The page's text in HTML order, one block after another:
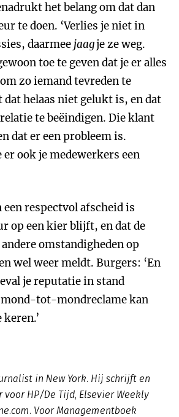
het belang om dat dan
te doen. ‘Verlies je niet in
daarmee jaagje ze weg.
toe te geven dat je er alles
zo iemand tevreden te
dat helaas niet gelukt is, en dat
te beëindigen. Die klant
dat er een probleem is.
er ook je medewerkers een
een respectvol afscheid is
op een kier blijft, en dat de
omstandigheden op
wel weer meldt. Burgers: ‘En
je reputatie in stand
mond-tot-mondreclame kan
in New York. Hij schrijft en
voor HP/De Tijd, Elsevier Weekly
Voor Managementboek